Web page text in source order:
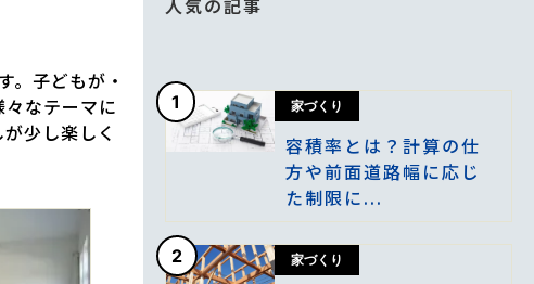
子どもが・
なテーマに
少し楽しく
1 家づくり
容積率とは？計算の仕
方や前面道路幅に応じ
た制限に...
2 家づくり